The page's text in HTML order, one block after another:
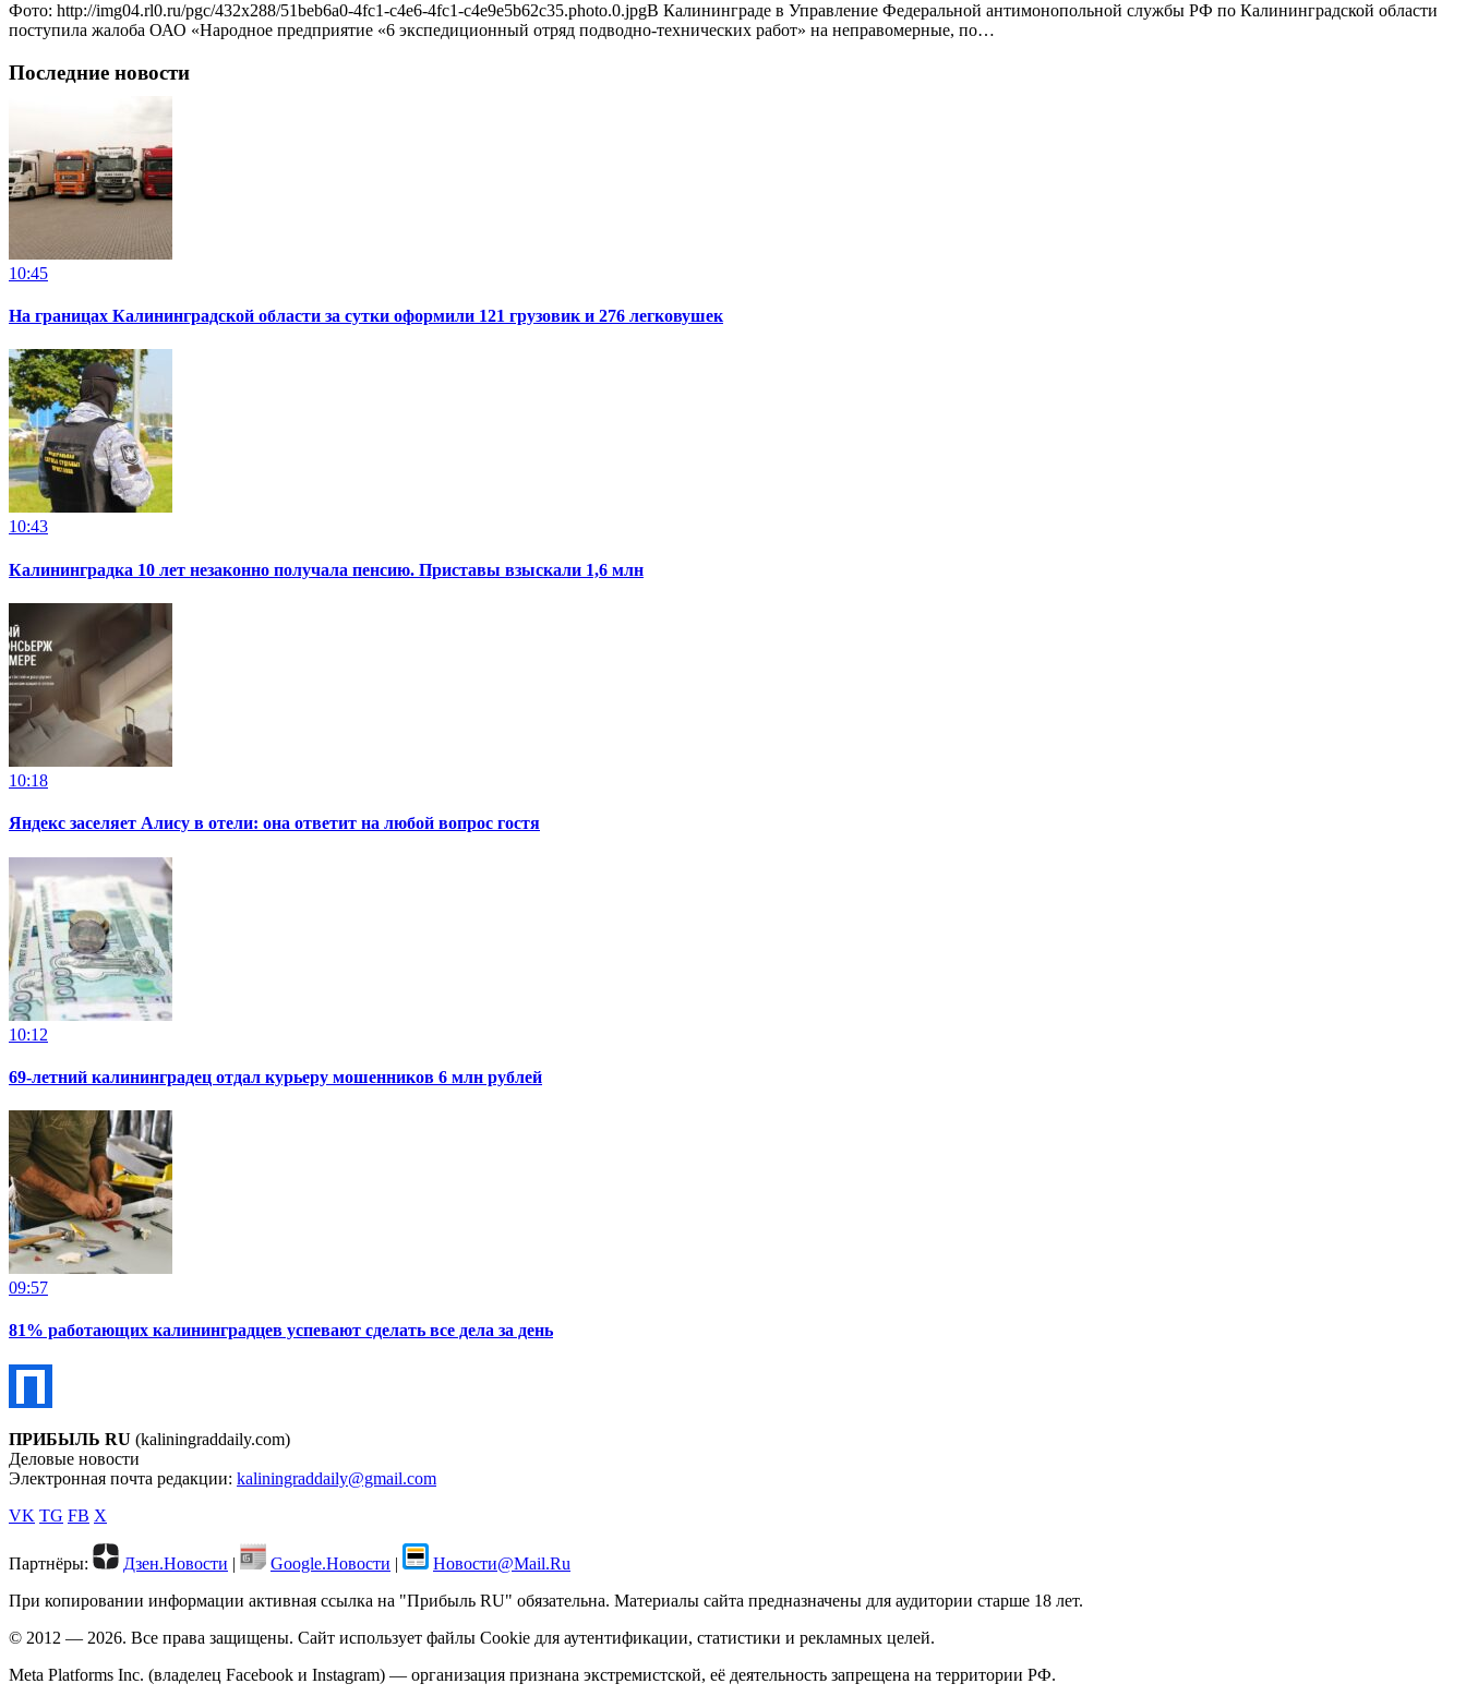
Фото: http://img04.rl0.ru/pgc/432x288/51beb6a0-4fc1-c4e6-4fc1-c4e9e5b62c35.photo.0.jpgВ Калининграде в Управление Федеральной антимонопольной службы РФ по Калининградской области
поступила жалоба ОАО «Народное предприятие «6 экспедиционный отряд подводно-технических работ» на неправомерные, по…
Последние новости
10:45
На границах Калининградской области за сутки оформили 121 грузовик и 276 легковушек
10:43
Калининградка 10 лет незаконно получала пенсию. Приставы взыскали 1,6 млн
10:18
Яндекс заселяет Алису в отели: она ответит на любой вопрос гостя
10:12
69-летний калининградец отдал курьеру мошенников 6 млн рублей
09:57
81% работающих калининградцев успевают сделать все дела за день
ПРИБЫЛЬ RU (kaliningraddaily.com)
Деловые новости
Электронная почта редакции: kaliningraddaily@gmail.com
VK TG FB X
Партнёры: Дзен.Новости | Google.Новости |
Новости@Mail.Ru
При копировании информации активная ссылка на "Прибыль RU" обязательна. Материалы сайта предназначены для аудитории старше 18 лет.
© 2012 — 2026. Все права защищены. Сайт использует файлы Cookie для аутентификации, статистики и рекламных целей.
Meta Platforms Inc. (владелец Facebook и Instagram) — организация признана экстремистской, её деятельность запрещена на территории РФ.